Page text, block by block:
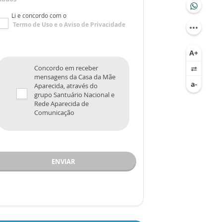
Li e concordo com o
Termo de Usoe oAviso de Privacidade
Concordo em receber
mensagens da Casa da Mãe
Aparecida, através do
grupo Santuário Nacional e
Rede Aparecida de
Comunicação
ENVIAR